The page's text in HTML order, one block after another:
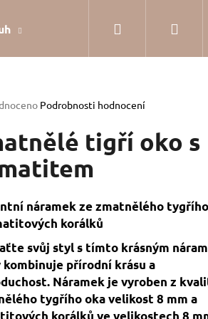
Dárkové balení
Podrobnosti hodnocení
tigří oko s
náramek ze zmatnělého
korálků
svůj styl s tímto krásným
přírodní krásu a
Náramek je vyroben z
tygřího oka velikost 8 mm a
korálků ve velikostech 8